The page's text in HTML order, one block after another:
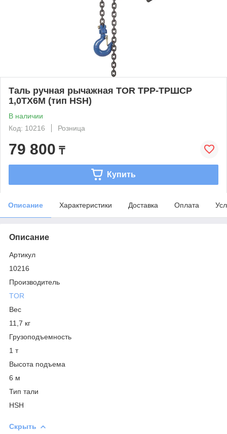
Таль ручная рычажная TOR ТРР-ТРШСР
1,0ТХ6М (тип HSH)
В наличии
Код: 10216
Розница
79 800 ₸
Купить
Описание Характеристики Доставка Оплата
Описание
Артикул
10216
Производитель
TOR
Вес
11,7 кг
Грузоподъемность
1 т
Высота подъема
6 м
Тип тали
HSH
Скрыть